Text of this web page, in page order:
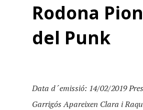
Rodona
del Punk
Data d´emissió: 14/02/2019
Garrigós Apareixen Clara i